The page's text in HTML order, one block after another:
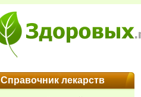
Справочник лекарств